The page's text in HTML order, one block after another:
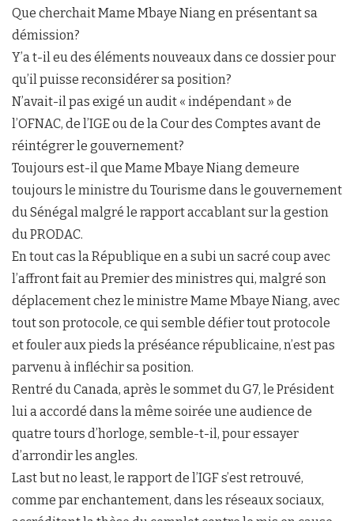
Que cherchait Mame Mbaye Niang en présentant sa
démission?
Y’a t-il eu des éléments nouveaux dans ce dossier pour
qu’il puisse reconsidérer sa position?
N’avait-il pas exigé un audit « indépendant » de
l’OFNAC, de l’IGE ou de la Cour des Comptes avant de
réintégrer le gouvernement?
Toujours est-il que Mame Mbaye Niang demeure
toujours le ministre du Tourisme dans le gouvernement
du Sénégal malgré le rapport accablant sur la gestion
du PRODAC.
En tout cas la République en a subi un sacré coup avec
l’affront fait au Premier des ministres qui, malgré son
déplacement chez le ministre Mame Mbaye Niang, avec
tout son protocole, ce qui semble défier tout protocole
et fouler aux pieds la préséance républicaine, n’est pas
parvenu à infléchir sa position.
Rentré du Canada, après le sommet du G7, le Président
lui a accordé dans la même soirée une audience de
quatre tours d’horloge, semble-t-il, pour essayer
d’arrondir les angles.
Last but no least, le rapport de l’IGF s’est retrouvé,
comme par enchantement, dans les réseaux sociaux,